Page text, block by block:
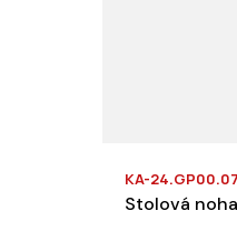
KA-
Stolová